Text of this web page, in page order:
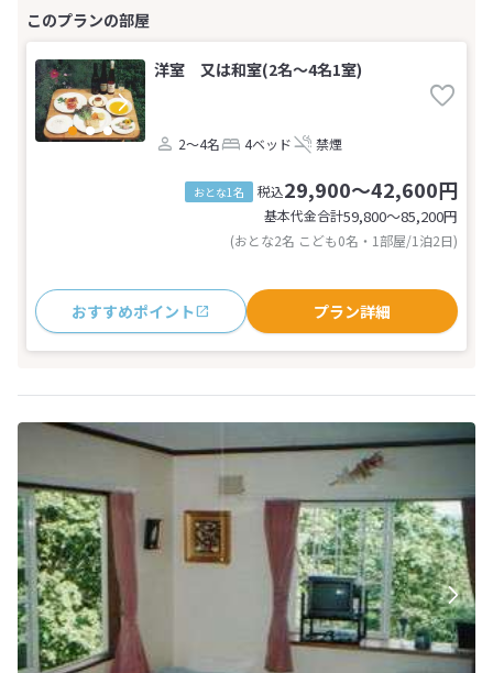
洋室 又は和室(2名～4名1室)
2～4名 4ベッド 禁煙
おとな1名 税込29,900～42,600円
基本代金合計59,800〜85,200円
(おとな2名 こども0名・1部屋/1泊2日)
おすすめポイント プラン詳細